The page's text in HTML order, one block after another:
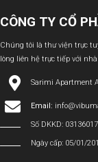
CÔNG TY CỔ
Chúng tôi là thư viện trực
lòng liên hệ trực tiếp với
Sarimi Apartment
Email:
Số DKKD:
Ngày cấp: 05/01/